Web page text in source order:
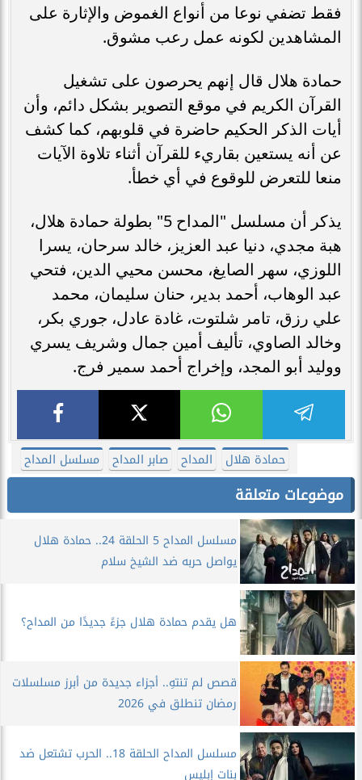
فقط تضفي نوعا من أنواع الغموض والإثارة على
المشاهدين لكونه عمل رعب مشوق.
حمادة هلال قال إنهم يحرصون على تشغيل
القرآن الكريم في موقع التصوير بشكل دائم، وأن
أيات الذكر الحكيم حاضرة في قلوبهم، كما كشف
عن أنه يستعين بقاريء للقرآن أثناء تلاوة الآيات
منعا للتعرض للوقوع في أي خطأ.
يذكر أن مسلسل "المداح 5" بطولة حمادة هلال،
هبة مجدي، دنيا عبد العزيز، خالد سرحان، يسرا
اللوزي، سهر الصايغ، محسن محيي الدين، فتحي
عبد الوهاب، أحمد بدير، حنان سليمان، محمد
علي رزق، تامر شلتوت، غادة عادل، جوري بكر،
وخالد الصاوي، تأليف أمين جمال وشريف يسري
ووليد أبو المجد، وإخراج أحمد سمير فرج.
حمادة هلال المداح صابر المداح مسلسل المداح
موضوعات متعلقة
مسلسل المداح 5 الحلقة 24.. حمادة هلال
يواصل حربه ضد الشيخ سلام
هل يقدم حمادة هلال جزءً جديدًا من المداح؟
قصص لم تنتهِ.. أجزاء جديدة من أبرز مسلسلات
رمضان تنطلق في 2026
مسلسل المداح الحلقة 18.. الحرب تشتعل ضد
بنات إبليس